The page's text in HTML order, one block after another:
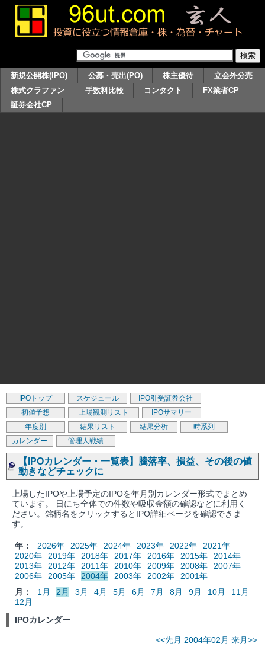
新規公開株(IPO) 公募・売出(PO) 株主優待
立会外分売
株式クラファン
手数料比較 コンタクト
FX業者CP
証券会社CP
IPOトップ スケジュール
IPO引受証券会社
初値予想
上場観測リスト
IPOサマリー
年度別
結果リスト 結果分析
時系列
カレンダー
管理人戦績
【IPOカレンダー・一覧表】騰落率、損益、その後の値
動きなどチェックに
上場したIPOや上場予定のIPOを年月別カレンダー形式でまとめ
ています。 日にち全体での件数や吸収金額の確認などに利用く
ださい。銘柄名をクリックするとIPO詳細ページを確認できま
す。
年： 2026年 2025年 2024年 2023年 2022年
2021年
2020年
2019年 2018年 2017年 2016年 2015年
2014年
2013年
2012年 2011年 2010年 2009年 2008年
2007年
2006年
2005年 2004年 2003年 2002年
2001年
月：
1月 2月 3月 4月 5月 6月 7月 8月 9月 10月
11月
12月
IPOカレンダー
<<先月 2004年02月 来月>>